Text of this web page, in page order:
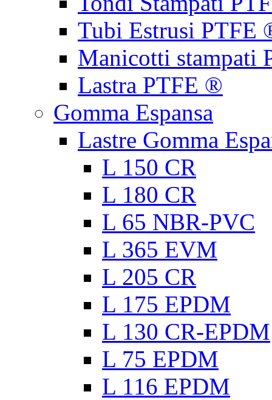
Tubi Estrusi PTFE
Manicotti stampati
Lastra PTFE ®
Gomma Espansa
Lastre Gomma
L 150 CR
L 180 CR
L 65 NBR-PVC
L 365 EVM
L 205 CR
L 175 EPDM
L 130 CR-EPDM
L 75 EPDM
L 116 EPDM